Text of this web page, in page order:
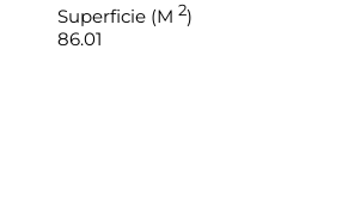
Superficie (M 2)
86.01